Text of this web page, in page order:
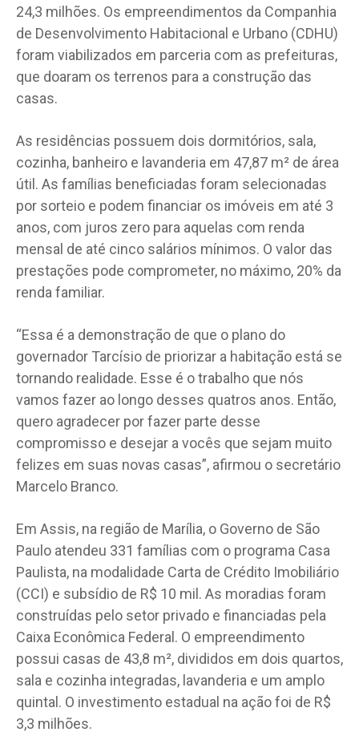
24,3 milhões. Os empreendimentos da Companhia
de Desenvolvimento Habitacional e Urbano (CDHU)
foram viabilizados em parceria com as prefeituras,
que doaram os terrenos para a construção das
casas.
As residências possuem dois dormitórios, sala,
cozinha, banheiro e lavanderia em 47,87 m² de área
útil. As famílias beneficiadas foram selecionadas
por sorteio e podem financiar os imóveis em até 3
anos, com juros zero para aquelas com renda
mensal de até cinco salários mínimos. O valor das
prestações pode comprometer, no máximo, 20% da
renda familiar.
“Essa é a demonstração de que o plano do
governador Tarcísio de priorizar a habitação está se
tornando realidade. Esse é o trabalho que nós
vamos fazer ao longo desses quatros anos. Então,
quero agradecer por fazer parte desse
compromisso e desejar a vocês que sejam muito
felizes em suas novas casas”, afirmou o secretário
Marcelo Branco.
Em Assis, na região de Marília, o Governo de São
Paulo atendeu 331 famílias com o programa Casa
Paulista, na modalidade Carta de Crédito Imobiliário
(CCI) e subsídio de R$ 10 mil. As moradias foram
construídas pelo setor privado e financiadas pela
Caixa Econômica Federal. O empreendimento
possui casas de 43,8 m², divididos em dois quartos,
sala e cozinha integradas, lavanderia e um amplo
quintal. O investimento estadual na ação foi de R$
3,3 milhões.